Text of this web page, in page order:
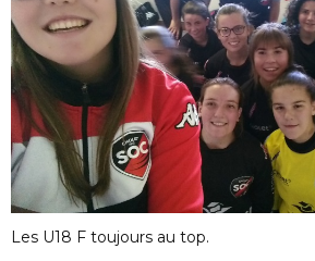
Les U18 F toujours au top.